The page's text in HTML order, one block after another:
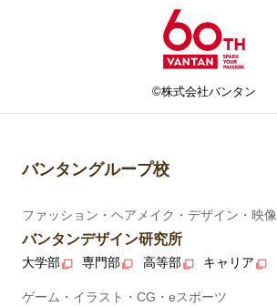
©株式会社バンタン
バンタングループ校
ファッション・ヘアメイク・デザイン・映像
バンタンデザイン研究所
大学部 専門部 高等部 キャリア
ゲーム・イラスト・CG・eスポーツ